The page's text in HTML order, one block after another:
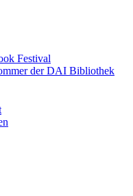
Festival
der DAI Bibliothek